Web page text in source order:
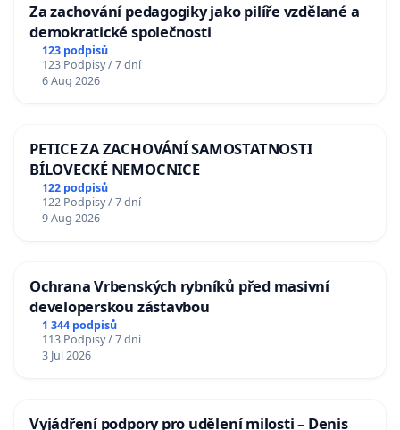
Za zachování pedagogiky jako pilíře vzdělané a
demokratické společnosti
123 podpisů
123 Podpisy / 7 dní
6 Aug 2026
PETICE ZA ZACHOVÁNÍ SAMOSTATNOSTI
BÍLOVECKÉ NEMOCNICE
122 podpisů
122 Podpisy / 7 dní
9 Aug 2026
Ochrana Vrbenských rybníků před masivní
developerskou zástavbou
1 344 podpisů
113 Podpisy / 7 dní
3 Jul 2026
Vyjádření podpory pro udělení milosti – Denis